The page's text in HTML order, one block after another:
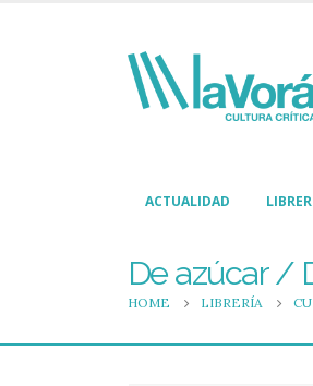
ACTUALIDAD
De azúcar /
HOME LIBRERÍA